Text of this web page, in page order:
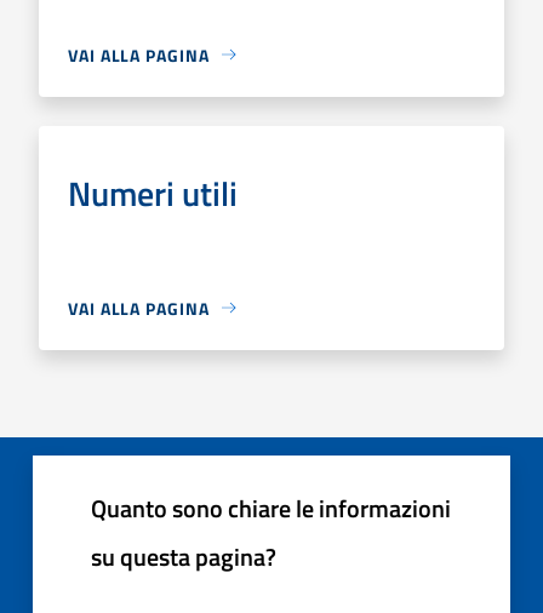
VAI ALLA PAGINA
Numeri utili
VAI ALLA PAGINA
Quanto sono chiare le informazioni
su questa pagina?